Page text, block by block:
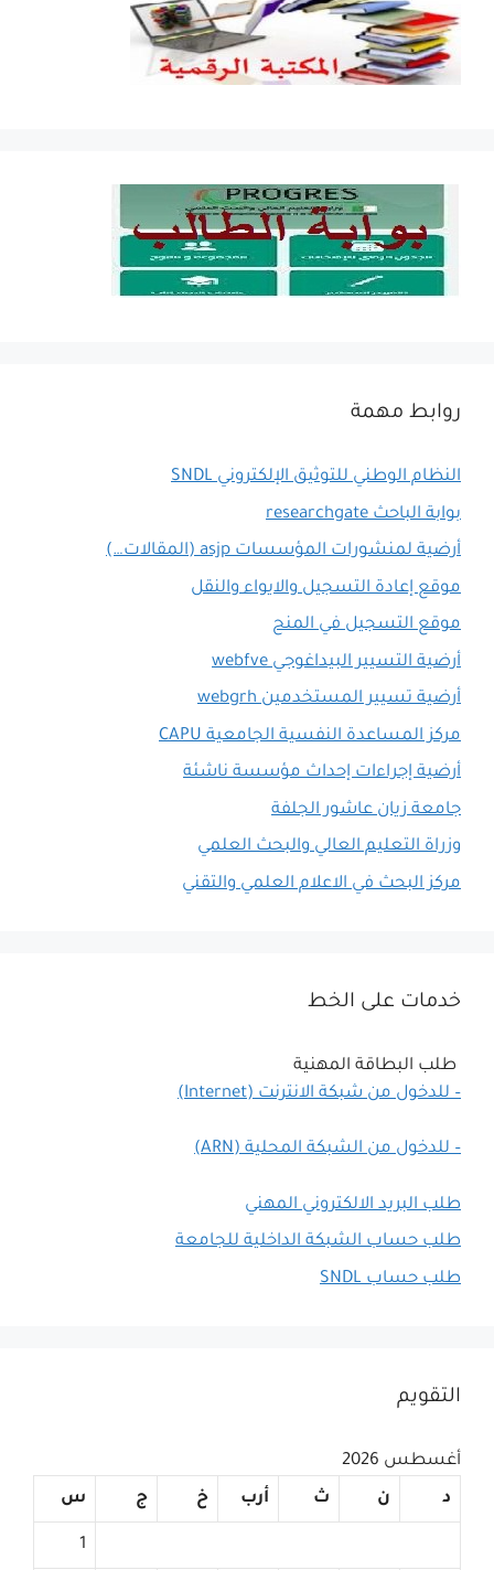
روابط مهمة
النظام الوطني للتوثيق الإلكتروني SNDL
بوابة الباحث researchgate
أرضية لمنشورات المؤسسات asjp (المقالات…)
موقع إعادة التسجيل والايواء والنقل
موقع التسجيل في المنح
أرضية التسيير البيداغوجي webfve
أرضية تسيير المستخدمين webgrh
مركز المساعدة النفسية الجامعية CAPU
أرضية إجراءات إحداث مؤسسة ناشئة
جامعة زيان عاشور الجلفة
وزراة التعليم العالي والبحث العلمي
مركز البحث في الاعلام العلمي والتقني
خدمات على الخط
طلب البطاقة المهنية
– للدخول من شبكة الانترنت (Internet)
– للدخول من الشبكة المحلية (ARN)
طلب البريد الالكتروني المهني
طلب حساب الشبكة الداخلية للجامعة
طلب حساب SNDL
التقويم
أغسطس 2026
د
ن ث أرب خ ج س
1